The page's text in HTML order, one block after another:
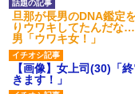
旦那が長男のDNA鑑定
りウワキしてたんだな
男「ウワキ女！」
【画像】女上司(30)「
きます！」